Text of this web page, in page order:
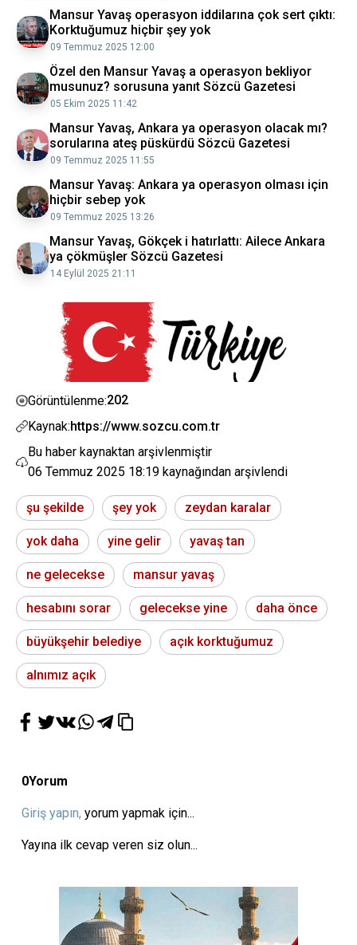
Mansur Yavaş operasyon iddilarına çok sert çıktı:
Korktuğumuz hiçbir şey yok
09 Temmuz 2025 12:00
Özel den Mansur Yavaş a operasyon bekliyor
musunuz? sorusuna yanıt Sözcü Gazetesi
05 Ekim 2025 11:42
Mansur Yavaş, Ankara ya operasyon olacak mı?
sorularına ateş püskürdü Sözcü Gazetesi
09 Temmuz 2025 11:55
Mansur Yavaş: Ankara ya operasyon olması için
hiçbir sebep yok
09 Temmuz 2025 13:26
Mansur Yavaş, Gökçek i hatırlattı: Ailece Ankara
ya çökmüşler Sözcü Gazetesi
14 Eylül 2025 21:11
Görüntülenme:202
Kaynak:https://www.sozcu.com.tr
Bu haber kaynaktan arşivlenmiştir
06 Temmuz 2025 18:19 kaynağından arşivlendi
şu şekilde şey yok zeydan karalar
yok daha yine gelir yavaş tan
ne gelecekse mansur yavaş
hesabını sorar gelecekse yine daha önce
büyükşehir belediye açık korktuğumuz
alnımız açık
0Yorum
Giriş yapın, yorum yapmak için...
Yayına ilk cevap veren siz olun...